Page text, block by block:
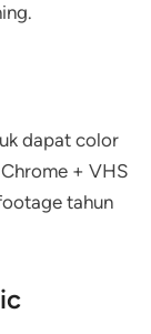
dapat color
+ VHS
tahun